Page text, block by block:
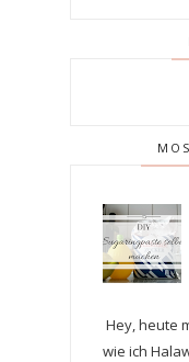
Hey, heute
wie ich